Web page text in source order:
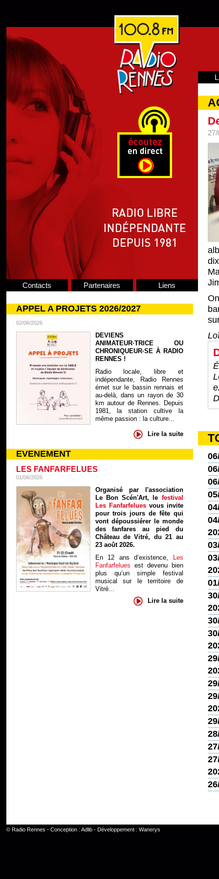
Contacts Partenaires Liens
APPEL A PROJETS 2026/2027
02/06/2026
DEVIENS
ANIMATEUR·TRICE OU
CHRONIQUEUR·SE À RADIO
RENNES !
Radio locale, libre et
indépendante, Radio Rennes
émet sur le bassin rennais et
au-delà, dans un rayon de 30
km autour de Rennes. Depuis
1981, la station cultive la
même passion : la culture...
Lire la suite
EVENEMENT
LES FANFARFELUES
01/06/2026
Organisé par l'association
Le Bon Scén'Art, le festival
Les Fanfarfelues vous invite
pour trois jours de fête qui
vont dépoussiérer le monde
des fanfares au pied du
Château de Vitré, du 21 au
23 août 2026.
En 12 ans d’existence, Les
Fanfarfelues est devenu bien
plus qu’un simple festival
musical sur le territoire de
Vitré...
Lire la suite
© Radio Rennes - Conception : Adlib- Développement : Wanerys